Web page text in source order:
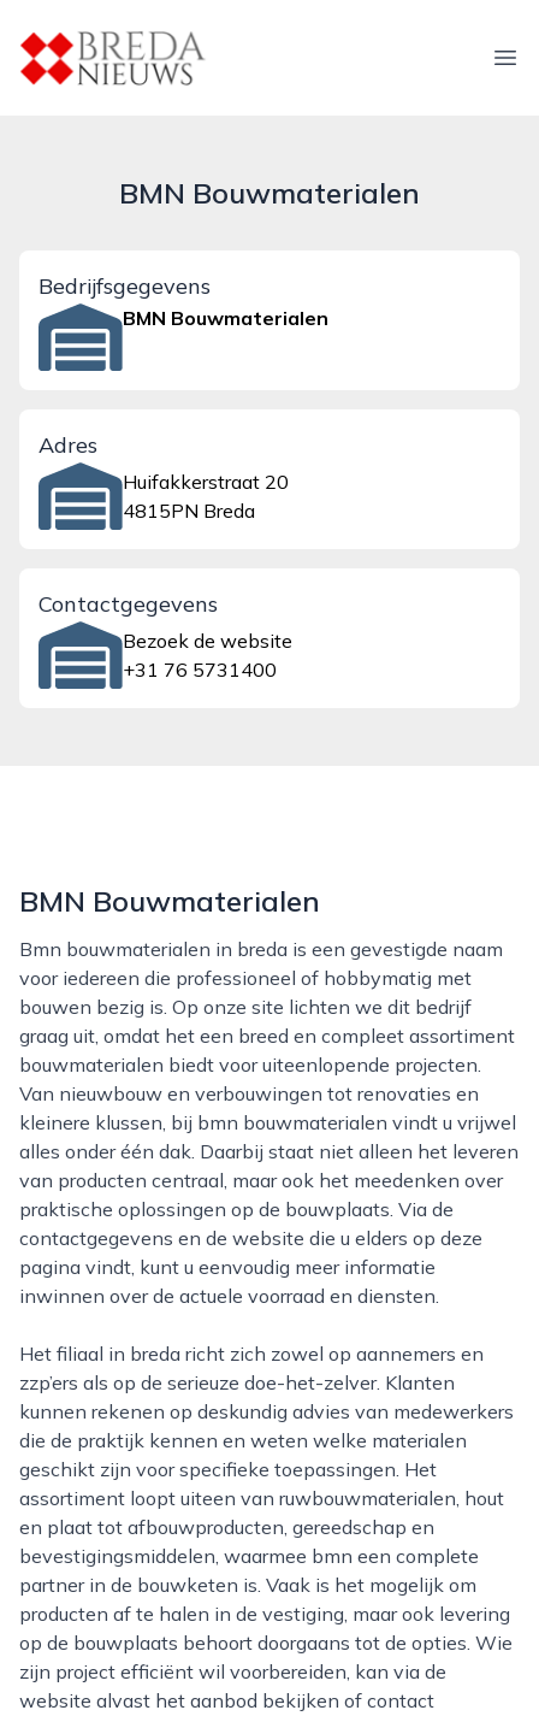
breda-nieuws.nl
BMN Bouwmaterialen
Bedrijfsgegevens
BMN Bouwmaterialen
Adres
Huifakkerstraat 20
4815PN Breda
Contactgegevens
Bezoek de website
+31 76 5731400
BMN Bouwmaterialen
Bmn bouwmaterialen in breda is een gevestigde naam
voor iedereen die professioneel of hobbymatig met
bouwen bezig is. Op onze site lichten we dit bedrijf
graag uit, omdat het een breed en compleet assortiment
bouwmaterialen biedt voor uiteenlopende projecten.
Van nieuwbouw en verbouwingen tot renovaties en
kleinere klussen, bij bmn bouwmaterialen vindt u vrijwel
alles onder één dak. Daarbij staat niet alleen het leveren
van producten centraal, maar ook het meedenken over
praktische oplossingen op de bouwplaats. Via de
contactgegevens en de website die u elders op deze
pagina vindt, kunt u eenvoudig meer informatie
inwinnen over de actuele voorraad en diensten.
Het filiaal in breda richt zich zowel op aannemers en
zzp’ers als op de serieuze doe-het-zelver. Klanten
kunnen rekenen op deskundig advies van medewerkers
die de praktijk kennen en weten welke materialen
geschikt zijn voor specifieke toepassingen. Het
assortiment loopt uiteen van ruwbouwmaterialen, hout
en plaat tot afbouwproducten, gereedschap en
bevestigingsmiddelen, waarmee bmn een complete
partner in de bouwketen is. Vaak is het mogelijk om
producten af te halen in de vestiging, maar ook levering
op de bouwplaats behoort doorgaans tot de opties. Wie
zijn project efficiënt wil voorbereiden, kan via de
website alvast het aanbod bekijken of contact